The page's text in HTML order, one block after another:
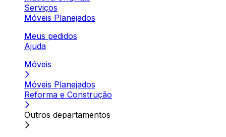
Serviços
Móveis Planejados
Meus pedidos
Ajuda
Móveis
Móveis Planejados
Reforma e Construção
Outros departamentos